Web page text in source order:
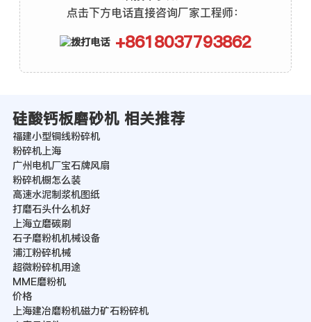
点击下方电话直接咨询厂家工程师：
+8618037793862
硅酸钙板磨砂机 相关推荐
福建小型铜线粉碎机
粉碎机上海
广州电机厂宝石牌风扇
粉碎机橱怎么装
高速水泥制浆机图纸
打磨石头什么机好
上海立磨碳刷
石子磨粉机机械设备
浦江粉碎机械
超微粉碎机用途
MME磨粉机
价格
上海建冶磨粉机磁力矿石粉碎机